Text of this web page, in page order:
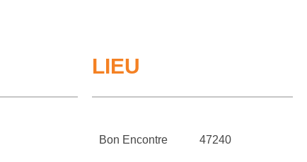
LIEU
Bon Encontre 47240